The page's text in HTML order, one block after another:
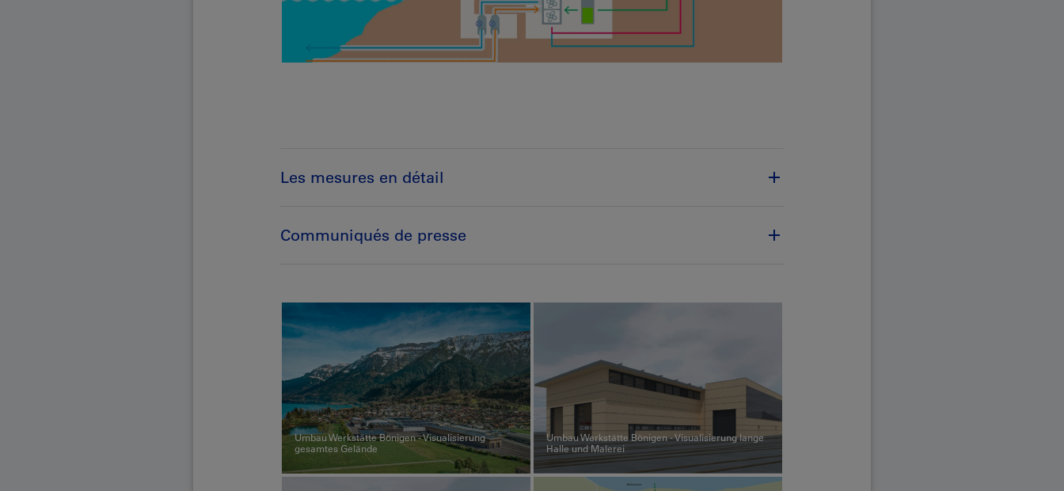
Les mesures en détail
Communiqués de presse
Umbau Werkstätte Bönigen - Visualisierung
gesamtes Gelände
Umbau Werkstätte Bönigen - Visualisierung lange
Halle und Malerei